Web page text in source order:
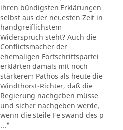
ihren bündigsten Erklärungen
selbst aus der neuesten Zeit in
handgreiflichstem
Widerspruch steht? Auch die
Conflictsmacher der
ehemaligen Fortschrittspartei
erklärten damals mit noch
stärkerem Pathos als heute die
Windthorst-Richter, daß die
Regierung nachgeben müsse
und sicher nachgeben werde,
wenn die steile Felswand des p
..."